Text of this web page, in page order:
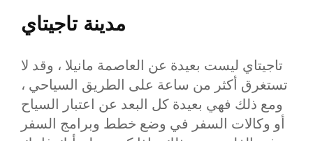
مدينة تاجيتاي
تاجيتاي ليست بعيدة عن العاصمة مانيلا ، وقد لا
تستغرق أكثر من ساعة على الطريق السياحي ،
ومع ذلك فهي بعيدة كل البعد عن اعتبار السياح
أو وكالات السفر في وضع خطط وبرامج السفر